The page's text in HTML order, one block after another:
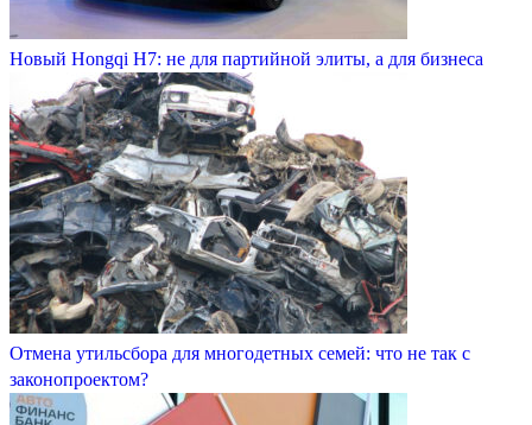
Новый Hongqi H7: не для партийной элиты, а для бизнеса
Отмена утильсбора для многодетных семей: что не так с
законопроектом?